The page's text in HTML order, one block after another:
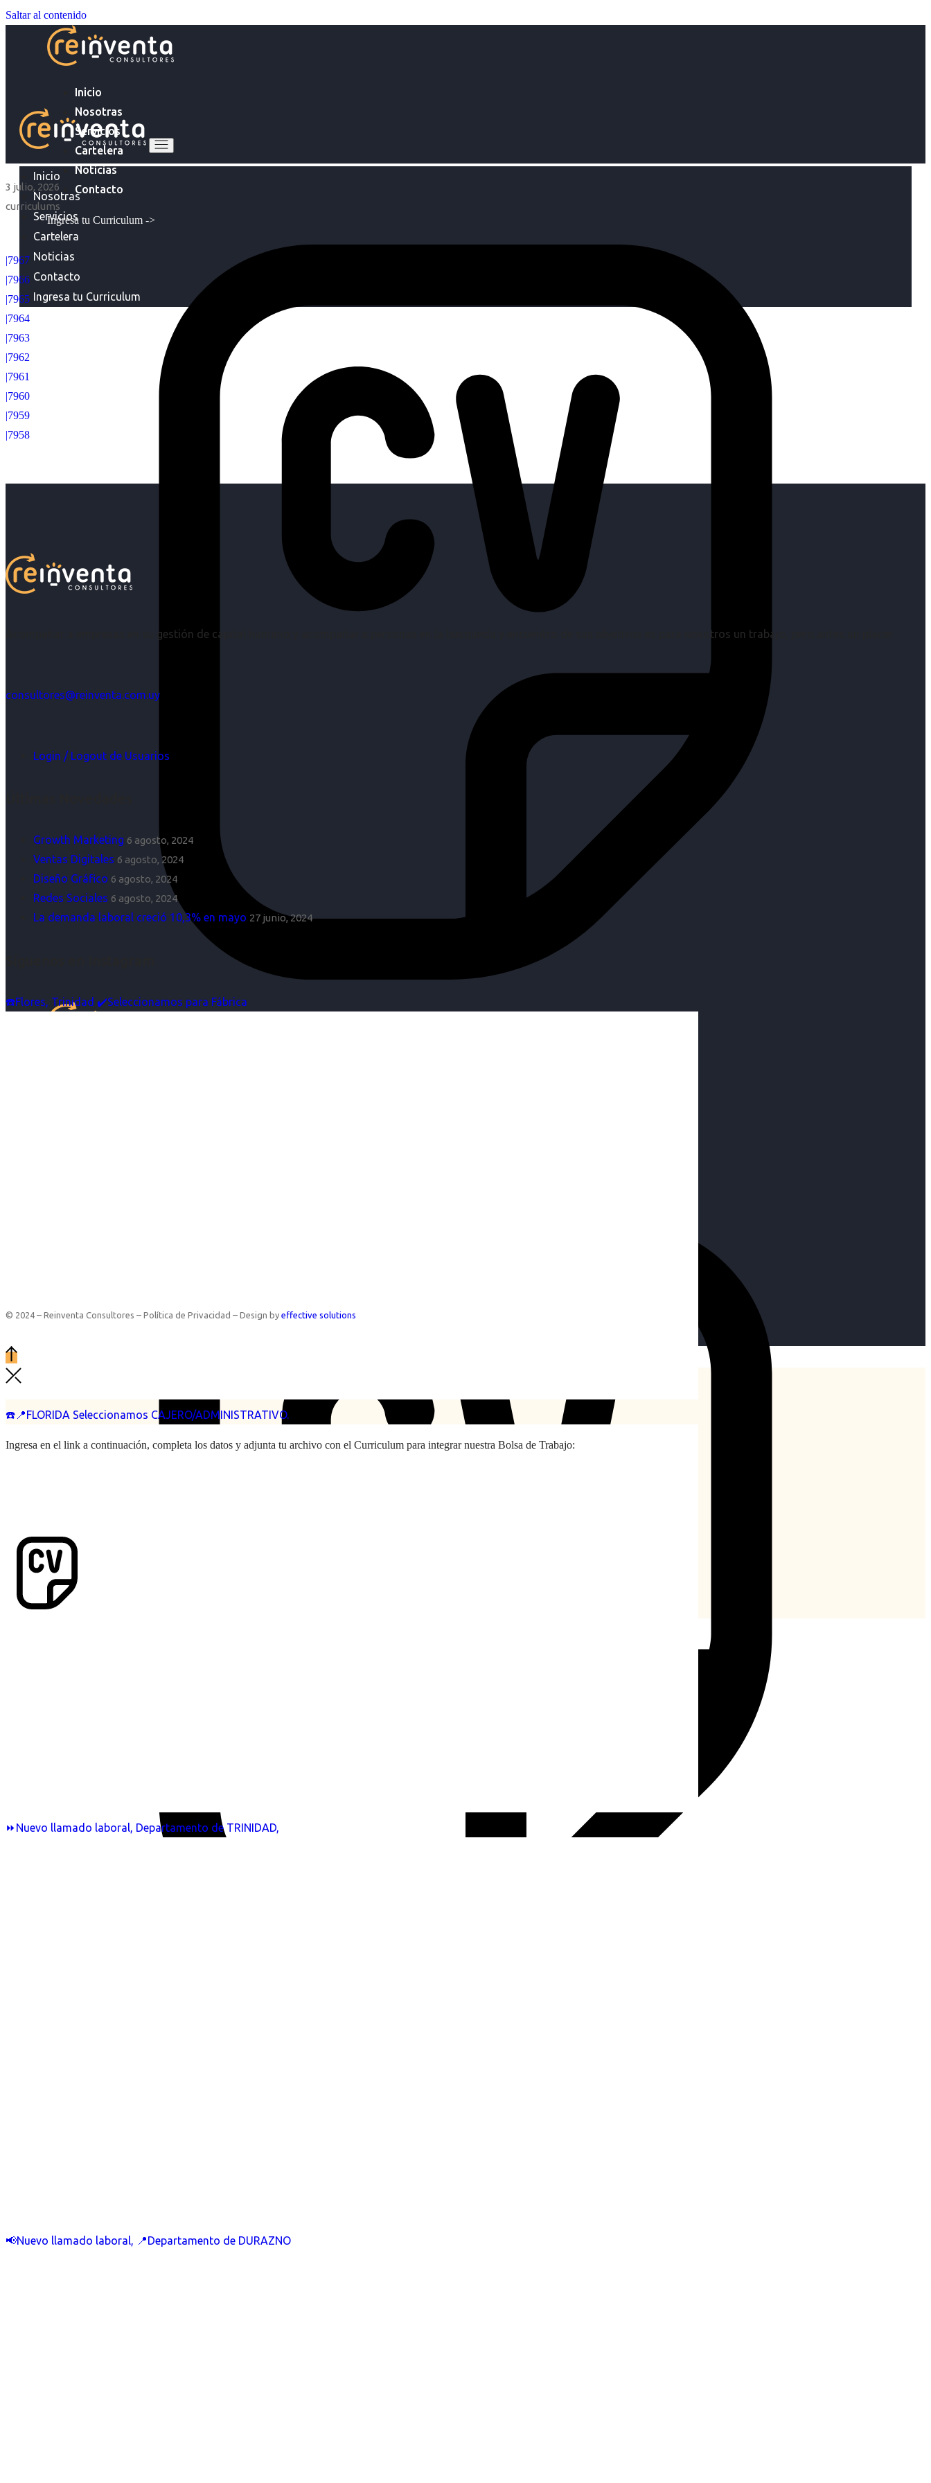
Saltar al contenido
Inicio
Nosotras
Servicios
Cartelera
Noticias
Contacto
Ingresa tu Curriculum ->
Inicio
Nosotras
Servicios
Cartelera
Noticias
Contacto
Ingresa tu Curriculum
3 julio, 2026
curriculums
|7967
|7966
|7965
|7964
|7963
|7962
|7961
|7960
|7959
|7958
Acompañar a empresas en su gestión de capital humano y acompañar a personas en la búsqueda y encuentro de sus objetivos es para nosotros un trabajo, pero antes un placer.
consultores@reinventa.com.uy
Login / Logout de Usuarios
Growth Marketing 6 agosto, 2024
Ventas Digitales 6 agosto, 2024
Diseño Gráfico 6 agosto, 2024
Redes Sociales 6 agosto, 2024
La demanda laboral creció 10,3% en mayo 27 junio, 2024
☎️Flores, Trinidad ✔️Seleccionamos para Fábrica
☎️📍FLORIDA Seleccionamos CAJERO/ADMINISTRATIVO.
⏩Nuevo llamado laboral, Departamento de TRINIDAD,
📢Nuevo llamado laboral, 📍Departamento de DURAZNO
© 2024 – Reinventa Consultores – Política de Privacidad – Design by effective solutions
Ingresa en el link a continuación, completa los datos y adjunta tu archivo con el Curriculum para integrar nuestra Bolsa de Trabajo: